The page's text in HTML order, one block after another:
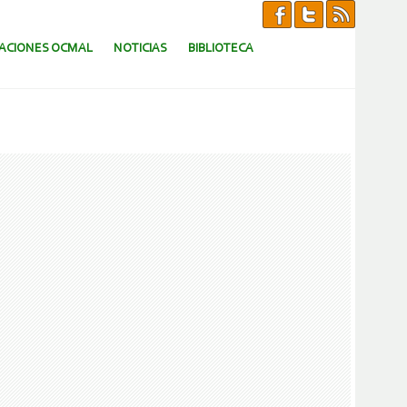
OCMAL NOTICIAS BIBLIOTECA